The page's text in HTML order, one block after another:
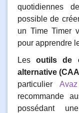
quotidiennes
possible de
un Time Timer
pour apprendre
Lesoutils de
alternative
particulier
recommande
possédant